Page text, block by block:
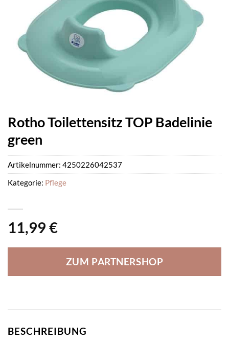
Rotho Toilettensitz TOP Badelinie
green
11,99 €
ZUM PARTNERSHOP
Artikelnummer: 4250226042537
Kategorie: Pflege
BESCHREIBUNG